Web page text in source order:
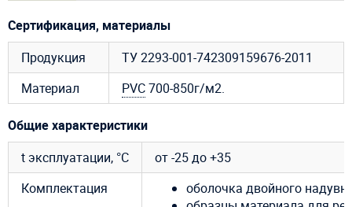
Сертификация, материалы
Продукция
ТУ 2293-001-742309159676-2011
Материал
PVC700-850г/м2.
Общие характеристики
t эксплуатации, °C
от -25 до +35
Комплектация
оболочка двойного